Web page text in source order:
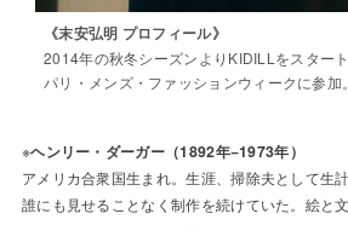
《末安弘明 プロフィール》
2014年の秋冬シーズンよりKIDILLをスター
パリ・メンズ・ファッションウィークに参加。
※ヘンリー・ダーガー（1892年−1973年）
アメリカ合衆国生まれ。生涯、掃除夫として生
誰にも見せることなく制作を続けていた。絵と